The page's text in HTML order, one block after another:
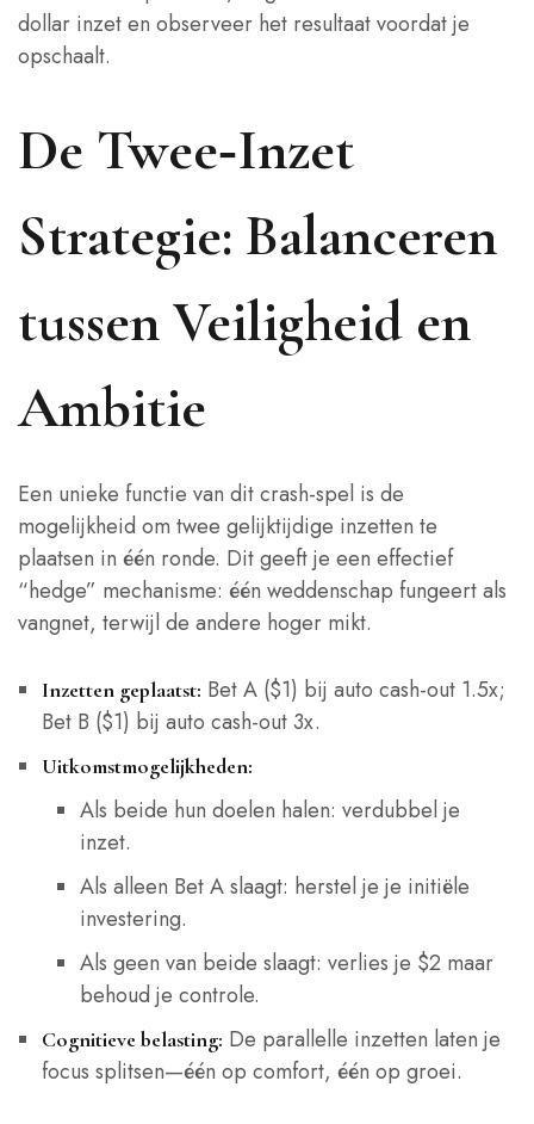
dollar inzet en observeer het resultaat voordat je
opschaalt.
De Twee‑Inzet
Strategie: Balanceren
tussen Veiligheid en
Ambitie
Een unieke functie van dit crash‑spel is de
mogelijkheid om twee gelijktijdige inzetten te
plaatsen in één ronde. Dit geeft je een effectief
“hedge” mechanisme: één weddenschap fungeert als
vangnet, terwijl de andere hoger mikt.
Inzetten geplaatst: Bet A ($1) bij auto cash‑out 1.5x;
Bet B ($1) bij auto cash‑out 3x.
Uitkomstmogelijkheden:
Als beide hun doelen halen: verdubbel je
inzet.
Als alleen Bet A slaagt: herstel je je initiële
investering.
Als geen van beide slaagt: verlies je $2 maar
behoud je controle.
Cognitieve belasting: De parallelle inzetten laten je
focus splitsen—één op comfort, één op groei.